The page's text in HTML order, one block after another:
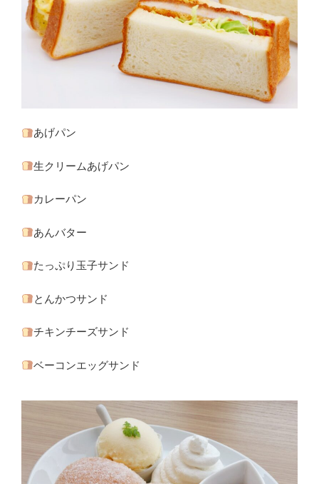
あげパン
生クリームあげパン
カレーパン
あんバター
たっぷり玉子サンド
とんかつサンド
チキンチーズサンド
ベーコンエッグサンド